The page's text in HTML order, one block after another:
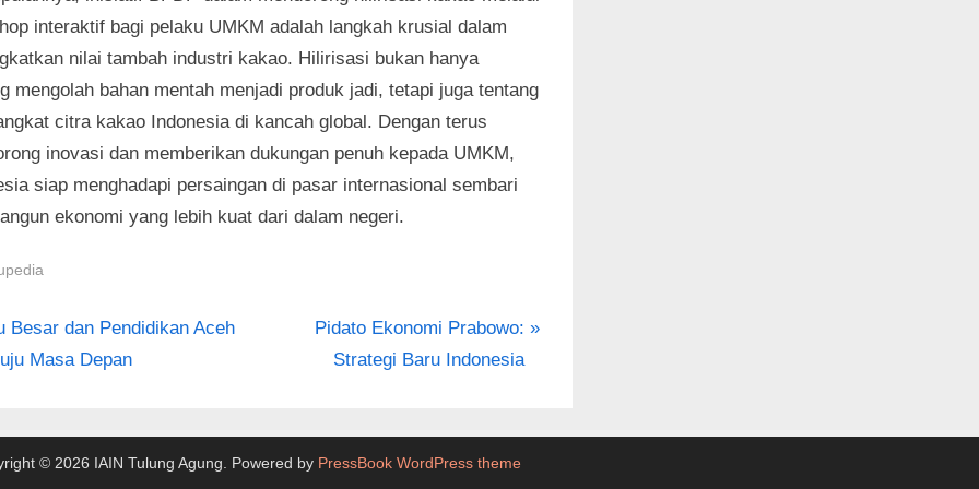
interaktif bagi pelaku UMKM adalah langkah krusial dalam
nilai tambah industri kakao. Hilirisasi bukan hanya
mengolah bahan mentah menjadi produk jadi, tetapi juga tentang
citra kakao Indonesia di kancah global. Dengan terus
inovasi dan memberikan dukungan penuh kepada UMKM,
siap menghadapi persaingan di pasar internasional sembari
ekonomi yang lebih kuat dari dalam negeri.
Besar dan Pendidikan Aceh
Masa Depan
N
P
Pidato Ekonomi Prabowo:
Strategi Baru Indonesia
© 2026 IAIN Tulung Agung. Powered by PressBook WordPress theme